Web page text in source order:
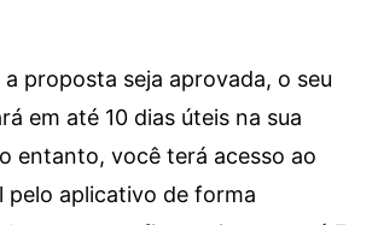
proposta seja aprovada, o seu
em até 10 dias úteis na sua
entanto, você terá acesso ao
pelo aplicativo de forma